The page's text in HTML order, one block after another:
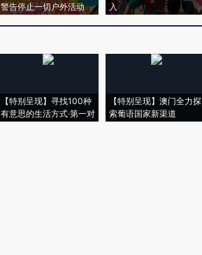
警告停止一切户外活动
入
【特别呈现】寻找100种
有意思的生活方式·第一对
【特别呈现】澳门全力探
索葡语国家新渠道